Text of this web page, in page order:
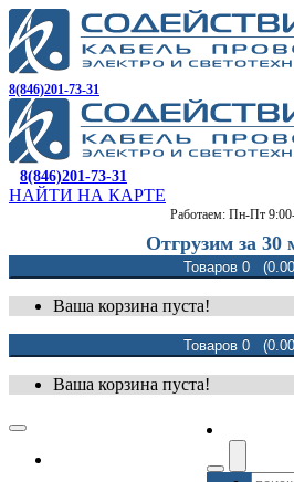
8(846)201-73-31
8(846)201-73-31
НАЙТИ НА КАРТЕ
Работаем: Пн-Пт
Отгрузим за 30
Товаров 0
Ваша корзина пуста!
Товаров 0
Ваша корзина пуста!